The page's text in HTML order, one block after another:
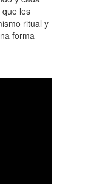
les
ritual y
forma